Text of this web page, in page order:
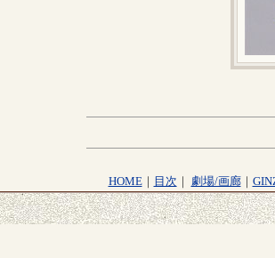
HOME｜ 目次 ｜ 劇場/画廊｜